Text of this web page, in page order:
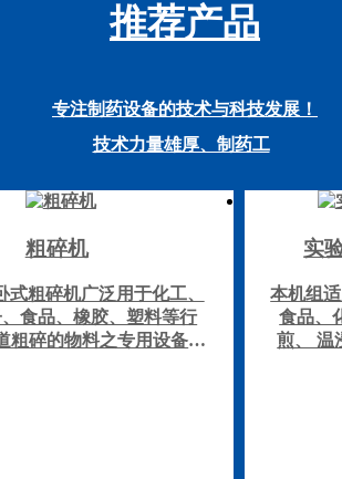
推荐产品
专注制药设备的技术与科技发展！
技术力量雄厚、制药工
粗碎机
式粗碎机广泛用于化工、
食品、橡胶、塑料等行
粗碎的物料之专用设备。
实
本机组
食品、
煎、 温